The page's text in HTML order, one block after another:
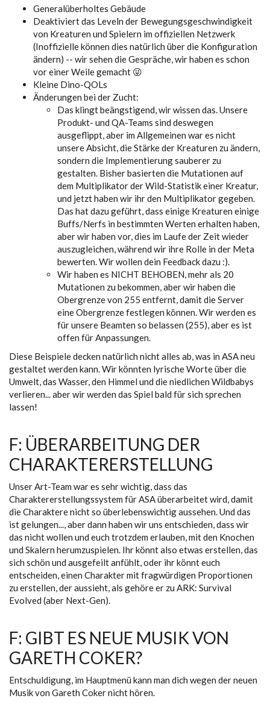
Generalüberholtes Gebäude
Deaktiviert das Leveln der Bewegungsgeschwindigkeit
von Kreaturen und Spielern im offiziellen Netzwerk
(Inoffizielle können dies natürlich über die Konfiguration
ändern) -- wir sehen die Gespräche, wir haben es schon
vor einer Weile gemacht 😜
Kleine Dino-QOLs
Änderungen bei der Zucht:
Das klingt beängstigend, wir wissen das. Unsere
Produkt- und QA-Teams sind deswegen
ausgeflippt, aber im Allgemeinen war es nicht
unsere Absicht, die Stärke der Kreaturen zu ändern,
sondern die Implementierung sauberer zu
gestalten. Bisher basierten die Mutationen auf
dem Multiplikator der Wild-Statistik einer Kreatur,
und jetzt haben wir ihr den Multiplikator gegeben.
Das hat dazu geführt, dass einige Kreaturen einige
Buffs/Nerfs in bestimmten Werten erhalten haben,
aber wir haben vor, dies im Laufe der Zeit wieder
auszugleichen, während wir ihre Rolle in der Meta
bewerten. Wir wollen dein Feedback dazu :).
Wir haben es NICHT BEHOBEN, mehr als 20
Mutationen zu bekommen, aber wir haben die
Obergrenze von 255 entfernt, damit die Server
eine Obergrenze festlegen können. Wir werden es
für unsere Beamten so belassen (255), aber es ist
offen für Anpassungen.
Diese Beispiele decken natürlich nicht alles ab, was in ASA neu
gestaltet werden kann. Wir könnten lyrische Worte über die
Umwelt, das Wasser, den Himmel und die niedlichen Wildbabys
verlieren... aber wir werden das Spiel bald für sich sprechen
lassen!
F: ÜBERARBEITUNG DER
CHARAKTERERSTELLUNG
Unser Art-Team war es sehr wichtig, dass das
Charaktererstellungssystem für ASA überarbeitet wird, damit
die Charaktere nicht so überlebenswichtig aussehen. Und das
ist gelungen..., aber dann haben wir uns entschieden, dass wir
das nicht wollen und euch trotzdem erlauben, mit den Knochen
und Skalern herumzuspielen. Ihr könnt also etwas erstellen, das
sich schön und ausgefeilt anfühlt, oder ihr könnt euch
entscheiden, einen Charakter mit fragwürdigen Proportionen
zu erstellen, der aussieht, als gehöre er zu ARK: Survival
Evolved (aber Next-Gen).
F: GIBT ES NEUE MUSIK VON
GARETH COKER?
Entschuldigung, im Hauptmenü kann man dich wegen der neuen
Musik von Gareth Coker nicht hören.